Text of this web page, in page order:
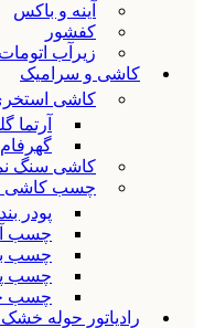
آینه و باکس
کفشور
زیرآب
کاشی و سرامیک
کاشی
آرتما
گهرفام
کاشی سنگ
چسب کاشی
پودر
چسب
چسب
چسب
چسب
رادیاتور حوله